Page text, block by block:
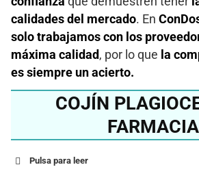
calidades del mercado. En
solo trabajamos con los
máxima calidad , por lo que la
es siempre un acierto.
COJÍN
FARMACIA
Pulsa para leer